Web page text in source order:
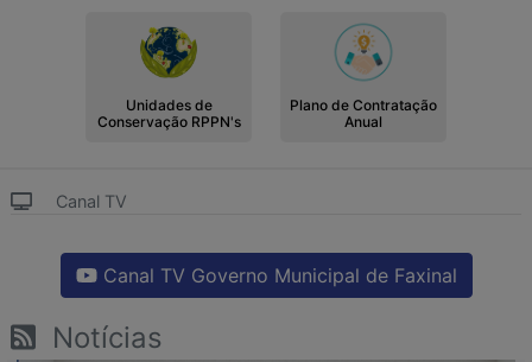
Unidades de
Conservação RPPN's
Plano de Contratação
Anual
Canal TV
Canal TV Governo Municipal de Faxinal
Notícias